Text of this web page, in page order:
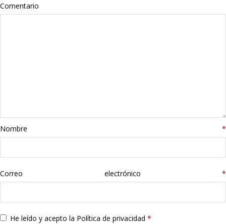
Listas
libros
Comentario
Nombre *
Correo electrónico *
He leído y acepto la Política de privacidad *